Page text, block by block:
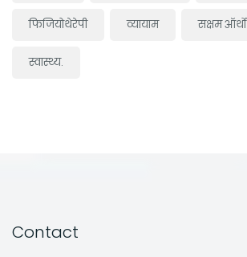
फिजियोथेरेपी व्यायाम सक्षम ऑर्थो
स्वास्थ्य.
Contact